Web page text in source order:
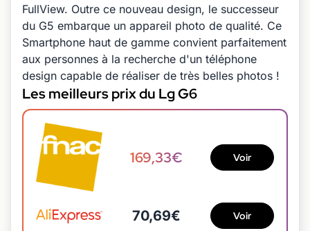
FullView. Outre ce nouveau design, le successeur
du G5 embarque un appareil photo de qualité. Ce
Smartphone haut de gamme convient parfaitement
aux personnes à la recherche d'un téléphone
design capable de réaliser de très belles photos !
Les meilleurs prix du Lg G6
169,33€ Voir
70,69€ Voir